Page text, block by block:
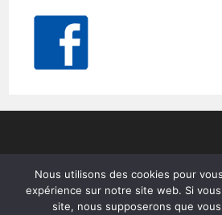
Nous utilisons des cookies pour
expérience sur notre site web. Si
site, nous supposerons que